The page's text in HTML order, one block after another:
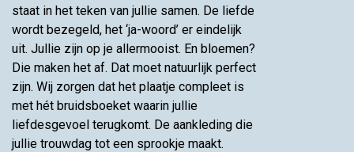
staat in het teken van jullie samen. De liefde
wordt bezegeld, het ‘ja-woord’ er eindelijk
uit. Jullie zijn op je allermooist. En bloemen?
Die maken het af. Dat moet natuurlijk perfect
zijn. Wij zorgen dat het plaatje compleet is
met hét bruidsboeket waarin jullie
liefdesgevoel terugkomt. De aankleding die
jullie trouwdag tot een sprookje maakt.